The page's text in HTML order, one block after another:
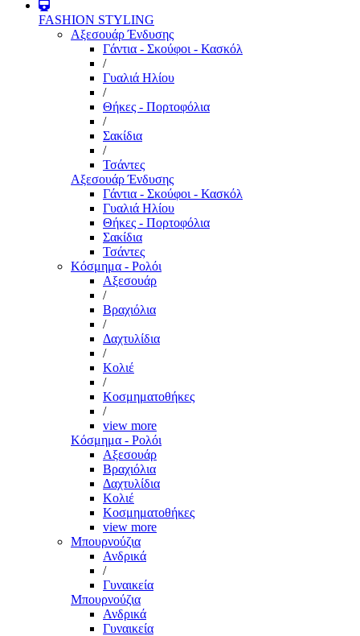
FASHION STYLING
Αξεσουάρ Ένδυσης
Γάντια - Σκούφοι - Κασκόλ
/
Γυαλιά Ηλίου
/
Θήκες - Πορτοφόλια
/
Σακίδια
/
Τσάντες
Αξεσουάρ Ένδυσης
Γάντια - Σκούφοι - Κασκόλ
Γυαλιά Ηλίου
Θήκες - Πορτοφόλια
Σακίδια
Τσάντες
Κόσμημα - Ρολόι
Αξεσουάρ
/
Βραχιόλια
/
Δαχτυλίδια
/
Κολιέ
/
Κοσμηματοθήκες
/
view more
Κόσμημα - Ρολόι
Αξεσουάρ
Βραχιόλια
Δαχτυλίδια
Κολιέ
Κοσμηματοθήκες
view more
Μπουρνούζια
Ανδρικά
/
Γυναικεία
Μπουρνούζια
Ανδρικά
Γυναικεία